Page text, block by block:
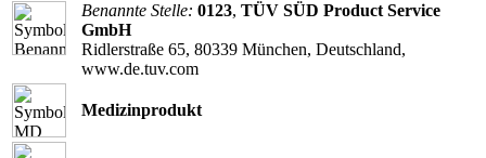
Benannte Stelle: 0123, TÜV SÜD Product Service
GmbH
Ridlerstraße 65, 80339 München, Deutschland,
www.de.tuv.com
Medizinprodukt